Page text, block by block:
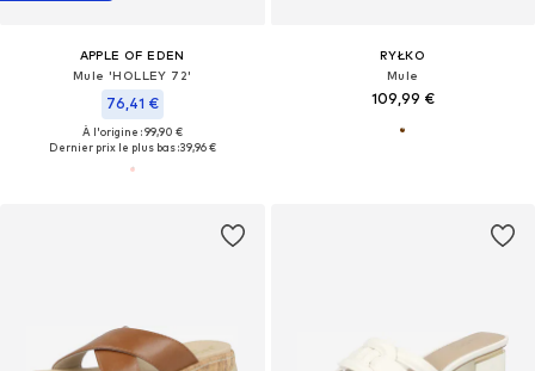
APPLE OF EDEN
Mule 'HOLLEY 72'
76,41 €
À l'origine : 99,90 €
Dernier prix le plus bas :39,96 €
RYŁKO
Mule
109,99 €